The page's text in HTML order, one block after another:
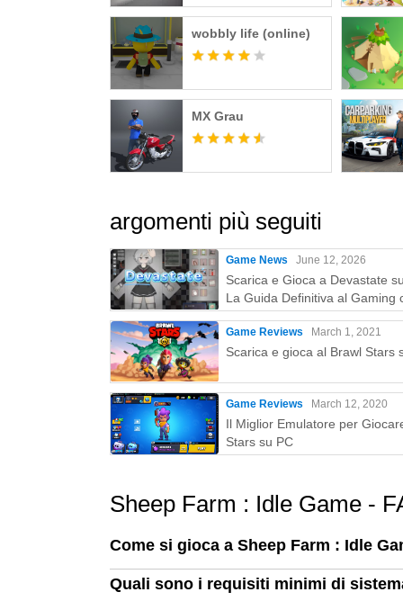
wobbly life (online)
MX Grau
argomenti più seguiti
Game News June 12, 2026
Scarica e Gioca a Devastate
La Guida Definitiva al Gaming
MEmu Play
Game Reviews March 1, 2021
Scarica e gioca al Brawl Stars
Game Reviews March 12, 2020
Il Miglior Emulatore per
Stars su PC
Sheep Farm : Idle Game -
Come si gioca a Sheep Farm : Idle
Quali sono i requisiti minimi di